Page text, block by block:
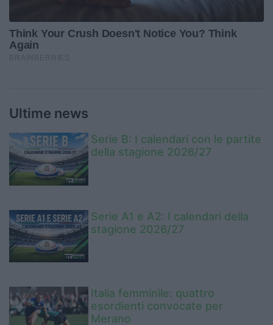
Ultime news
Serie B: I calendari con le partite
della stagione 2026/27
Serie A1 e A2: I calendari della
stagione 2026/27
Italia femminile: quattro
esordienti convocate per
Merano